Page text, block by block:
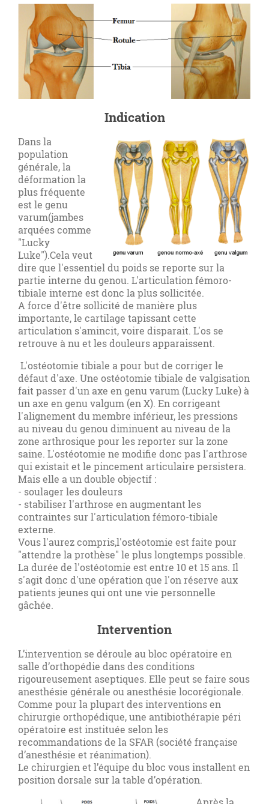
Indication
Dans la
population
générale, la
déformation la
plus fréquente
est le genu
varum(jambes
arquées comme
"Lucky
Luke").Cela veut
dire que l'essentiel du poids se reporte sur la
partie interne du genou. L'articulation fémoro-
tibiale interne est donc la plus sollicitée.
A force d'être sollicité de manière plus
importante, le cartilage tapissant cette
articulation s'amincit, voire disparait. L'os se
retrouve à nu et les douleurs apparaissent.
L'ostéotomie tibiale a pour but de corriger le
défaut d'axe. Une ostéotomie tibiale de valgisation
fait passer d'un axe en genu varum (Lucky Luke) à
un axe en genu valgum (en X). En corrigeant
l'alignement du membre inférieur, les pressions
au niveau du genou diminuent au niveau de la
zone arthrosique pour les reporter sur la zone
saine. L'ostéotomie ne modifie donc pas l'arthrose
qui existait et le pincement articulaire persistera.
Mais elle a un double objectif :
- soulager les douleurs
- stabiliser l'arthrose en augmentant les
contraintes sur l'articulation fémoro-tibiale
externe.
Vous l'aurez compris,l'ostéotomie est faite pour
"attendre la prothèse" le plus longtemps possible.
La durée de l'ostéotomie est entre 10 et 15 ans. Il
s'agit donc d'une opération que l'on réserve aux
patients jeunes qui ont une vie personnelle
gâchée.
Intervention
L’intervention se déroule au bloc opératoire en
salle d’orthopédie dans des conditions
rigoureusement aseptiques. Elle peut se faire sous
anesthésie générale ou anesthésie locorégionale.
Comme pour la plupart des interventions en
chirurgie orthopédique, une antibiothérapie péri
opératoire est instituée selon les
recommandations de la SFAR (société française
d’anesthésie et réanimation).
Le chirurgien et l’équipe du bloc vous installent en
position dorsale sur la table d’opération.